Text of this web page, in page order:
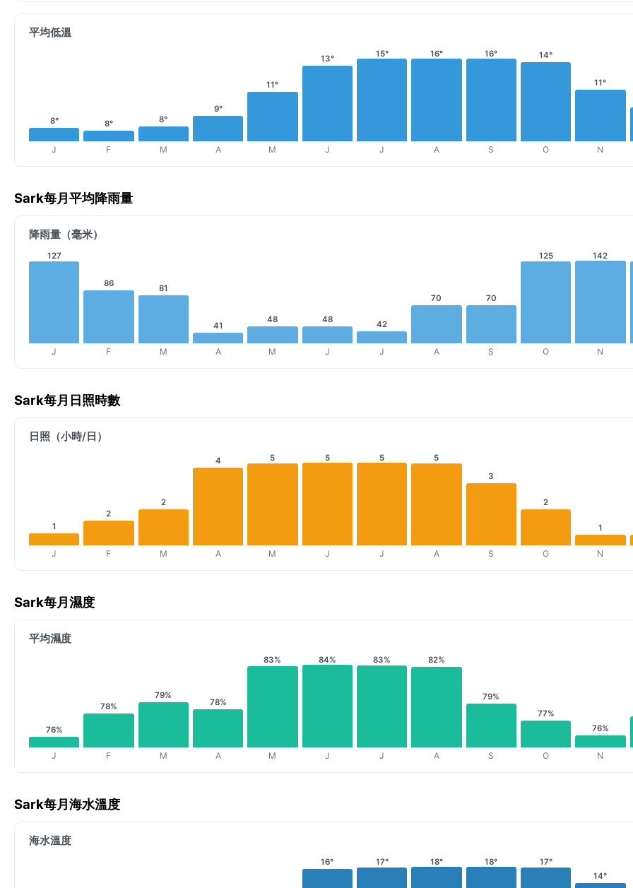
平均低溫
8°
J
8°
F
8°
M
9°
A
11°
M
13°
J
15°
J
16°
A
16°
S
14°
O
11°
N
Sark每月平均降雨量
降雨量（毫米）
127
J
86
F
81
M
41
A
48
M
48
J
42
J
70
A
70
S
125
O
142
N
Sark每月日照時數
日照（小時/日）
1
J
2
F
2
M
4
A
5
M
5
J
5
J
5
A
3
S
2
O
1
N
Sark每月濕度
平均濕度
76%
J
78%
F
79%
M
78%
A
83%
M
84%
J
83%
J
82%
A
79%
S
77%
O
76%
N
Sark每月海水溫度
海水溫度
16° 17° 18° 18° 17°
14°